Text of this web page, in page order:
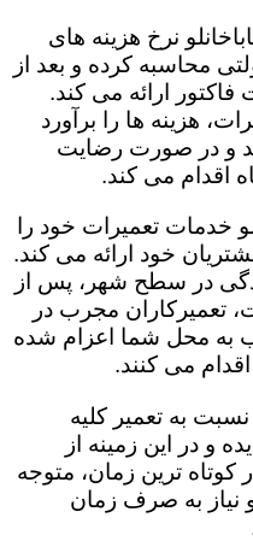
نرخ هزینه های
محاسبه کرده و بعد از
فاکتور ارائه می کند.
هزینه ها را برآورد
و در صورت رضایت
اقدام می کند.
خدمات تعمیرات خود را
خود ارائه می کند.
در سطح شهر، پس از
تعمیرکاران مجرب در
به محل شما اعزام شده
می کنند.
نسبت به تعمیر کلیه
و در این زمینه از
کوتاه ترین زمان، متوجه
به صرف زمان